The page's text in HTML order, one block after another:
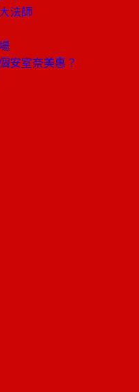
法師
安室奈美惠？